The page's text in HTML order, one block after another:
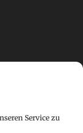
Service zu